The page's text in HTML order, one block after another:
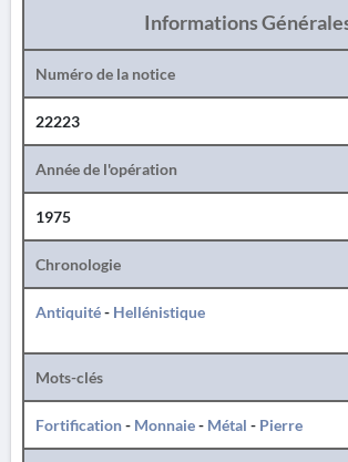
Informations
Numéro de la notice
22223
Année de l'opération
1975
Chronologie
Antiquité- Hellénistique
Mots-clés
Fortification- Monnaie- Métal - Pierre